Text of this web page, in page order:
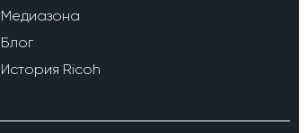
Медиазона
Блог
История Ricoh